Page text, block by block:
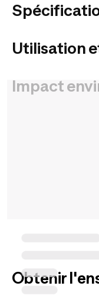
Utilisation
Impact
Obtenir